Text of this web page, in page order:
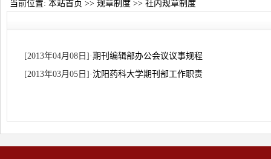
当前位置: 本站首页 >> 规章制度 >> 社内规章制度
[2013年04月08日] ·期刊编辑部办公会议议事规程
[2013年03月05日] ·沈阳药科大学期刊部工作职责